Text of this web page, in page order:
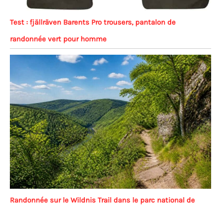
Test : fjällräven Barents Pro trousers, pantalon de
randonnée vert pour homme
Randonnée sur le Wildnis Trail dans le parc national de